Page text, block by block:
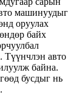
машинуудыг
оруулах
байх
Түүнчлэн авто
байна.
бусдыг нь